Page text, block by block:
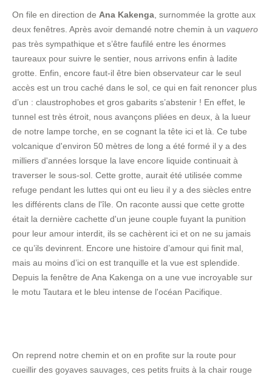
On file en direction de Ana Kakenga , surnommée la grotte aux
deux fenêtres. Après avoir demandé notre chemin à un vaquero
pas très sympathique et s’être faufilé entre les énormes
taureaux pour suivre le sentier, nous arrivons enfin à ladite
grotte. Enfin, encore faut-il être bien observateur car le seul
accès est un trou caché dans le sol, ce qui en fait renoncer plus
d’un : claustrophobes et gros gabarits s’abstenir ! En effet, le
tunnel est très étroit, nous avançons pliées en deux, à la lueur
de notre lampe torche, en se cognant la tête ici et là. Ce tube
volcanique d'environ 50 mètres de long a été formé il y a des
milliers d'années lorsque la lave encore liquide continuait à
traverser le sous-sol. Cette grotte, aurait été utilisée comme
refuge pendant les luttes qui ont eu lieu il y a des siècles entre
les différents clans de l'île. On raconte aussi que cette grotte
était la dernière cachette d'un jeune couple fuyant la punition
pour leur amour interdit, ils se cachèrent ici et on ne su jamais
ce qu’ils devinrent. Encore une histoire d’amour qui finit mal,
mais au moins d’ici on est tranquille et la vue est splendide.
Depuis la fenêtre de Ana Kakenga on a une vue incroyable sur
le motu Tautara et le bleu intense de l'océan Pacifique.
On reprend notre chemin et on en profite sur la route pour
cueillir des goyaves sauvages, ces petits fruits à la chair rouge